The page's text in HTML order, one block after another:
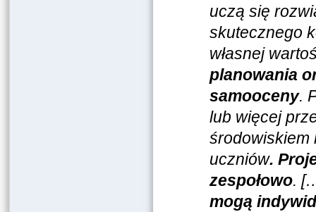
uczą się
skutecznego
własnej
planowania
samooceny.
lub więcej
środowiskiem
uczniów.
zespołowo.
mogą